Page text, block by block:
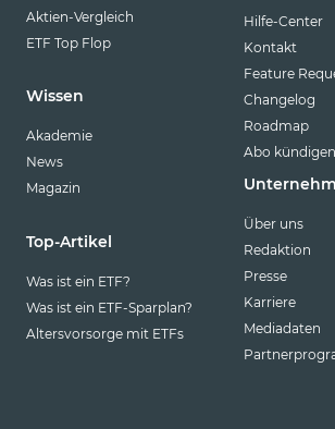
Aktien-Vergleich
ETF Top Flop
Wissen
Akademie
News
Magazin
Top-Artikel
Was ist ein ETF?
Was ist ein ETF-Sparplan?
Altersvorsorge mit ETFs
Hilfe-Center
Kontakt
Feature
Changelog
Roadmap
Abo kündigen
Über uns
Redaktion
Presse
Karriere
Mediadaten